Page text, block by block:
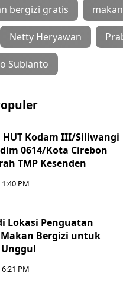
bergizi gratis
Netty Heryawan
Subianto
Kodam III/Siliwangi
0614/Kota Cirebon
TMP Kesenden
PM
Lokasi Penguatan
Bergizi untuk
PM